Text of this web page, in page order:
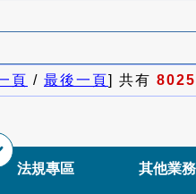
頁 / 最後一頁] 共有 8025
法規專區 其他業務